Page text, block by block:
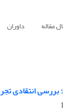
مقاله داوران
انتقادی